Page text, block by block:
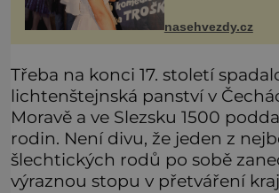
zásnubách. Podle
důvod, proč se
spěchali.
nasehvezdy.cz
Třeba na konci 17. století
lichtenštejnská panství v
Moravě a ve Slezsku 1500
rodin. Není divu, že jeden z
šlechtických rodů po sobě
výraznou stopu v přetváření